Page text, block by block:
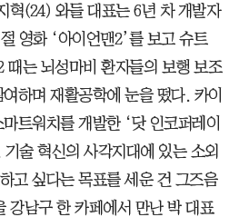
혁(24) 와들 대표는 6년 차 개발자
영화 ‘아이언맨2’를 보고 슈트
때는 뇌성마비 환자들의 보행 보조
하며 재활공학에 눈을 떴다. 카이
트워치를 개발한 ‘닷 인코퍼레이
술 혁신의 사각지대에 있는 소외
고 싶다는 목표를 세운 건 그즈음
강남구 한 카페에서 만난 박 대표